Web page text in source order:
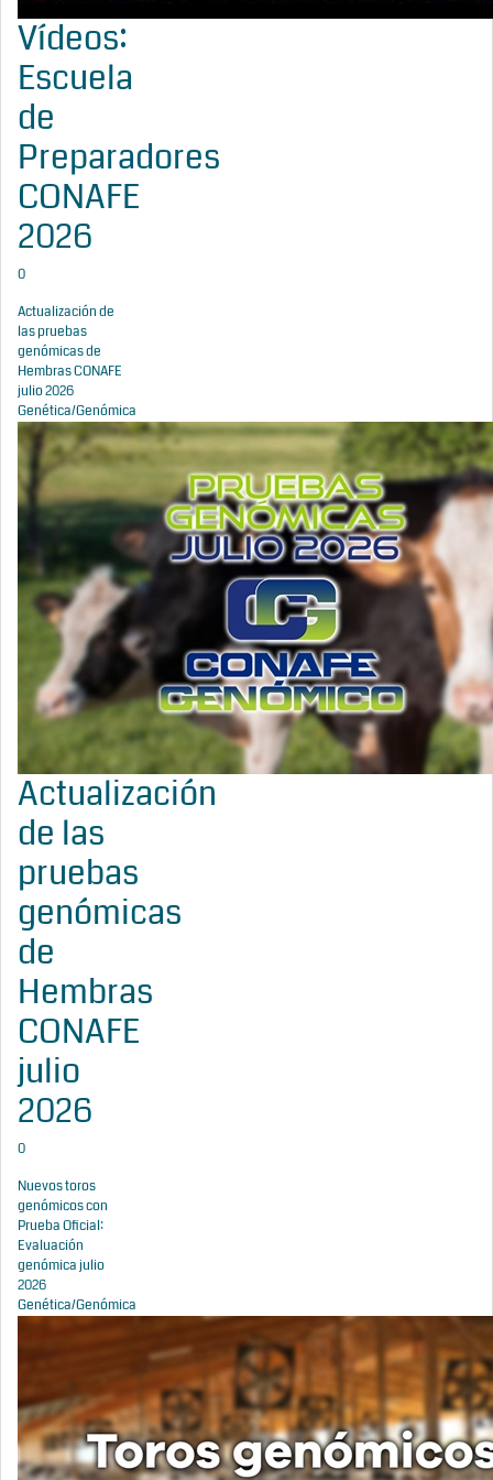
Vídeos:
Escuela
de
Preparadores
CONAFE
2026
0
Actualización de
las pruebas
genómicas de
Hembras CONAFE
julio 2026
Genética/Genómica
Actualización
de las
pruebas
genómicas
de
Hembras
CONAFE
julio
2026
0
Nuevos toros
genómicos con
Prueba Oficial:
Evaluación
genómica julio
2026
Genética/Genómica